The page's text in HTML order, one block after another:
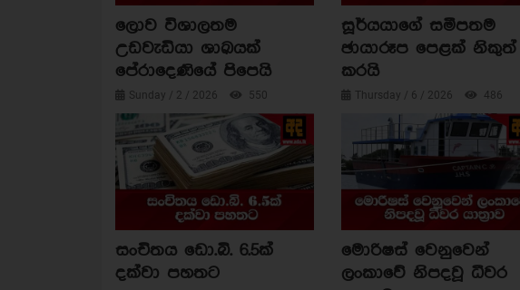
ලොව විශාලතම
උඩවැඩියා ශාඛයක්
පේරාදෙණියේ පිපෙයි
Sunday / 2 / 2026 550
සූර්යයාගේ සමීපතම
ඡායාරූප පෙළක් නිකුත්
කරයි
Thursday / 6 / 2026 486
සංචිතය ඩො.බි. 6.5ක්
දක්වා පහතට
මොරිෂස් වෙනුවෙන්
ලංකාවේ නිපදවූ ධීවර